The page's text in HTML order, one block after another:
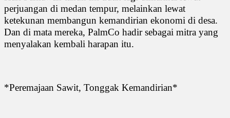
perjuangan di medan tempur, melainkan lewat
ketekunan membangun kemandirian ekonomi di desa.
Dan di mata mereka, PalmCo hadir sebagai mitra yang
menyalakan kembali harapan itu.
*Peremajaan Sawit, Tonggak Kemandirian*